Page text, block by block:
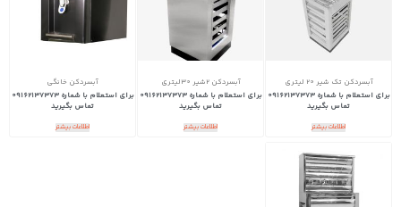
آبسردکن تک شیر 20 لیتری
برای استعلام با شماره 09162137373
تماس بگیرید
اطلاعات بیشتر
آبسردکن ۲شیر ۳۰لیتری
برای استعلام با شماره 09162137373
تماس بگیرید
اطلاعات بیشتر
آبسردکن خانگی
برای استعلام با شماره 09162137373
تماس بگیرید
اطلاعات بیشتر